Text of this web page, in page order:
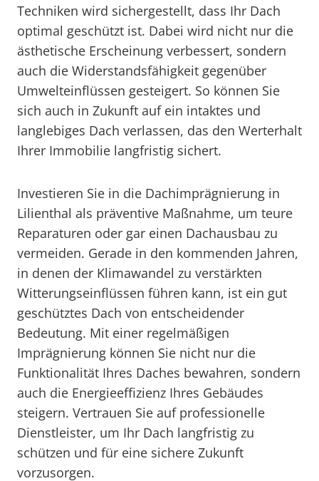
Techniken wird sichergestellt, dass Ihr Dach
optimal geschützt ist. Dabei wird nicht nur die
ästhetische Erscheinung verbessert, sondern
auch die Widerstandsfähigkeit gegenüber
Umwelteinflüssen gesteigert. So können Sie
sich auch in Zukunft auf ein intaktes und
langlebiges Dach verlassen, das den Werterhalt
Ihrer Immobilie langfristig sichert.
Investieren Sie in die Dachimprägnierung in
Lilienthal als präventive Maßnahme, um teure
Reparaturen oder gar einen Dachausbau zu
vermeiden. Gerade in den kommenden Jahren,
in denen der Klimawandel zu verstärkten
Witterungseinflüssen führen kann, ist ein gut
geschütztes Dach von entscheidender
Bedeutung. Mit einer regelmäßigen
Imprägnierung können Sie nicht nur die
Funktionalität Ihres Daches bewahren, sondern
auch die Energieeffizienz Ihres Gebäudes
steigern. Vertrauen Sie auf professionelle
Dienstleister, um Ihr Dach langfristig zu
schützen und für eine sichere Zukunft
vorzusorgen.